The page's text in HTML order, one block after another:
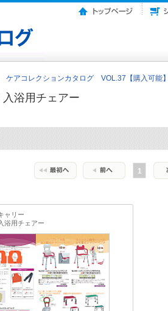
ケアコレクションカタログ VOL.37【購入可能】
浴用チェアー
1
ャリー
浴用チェアー